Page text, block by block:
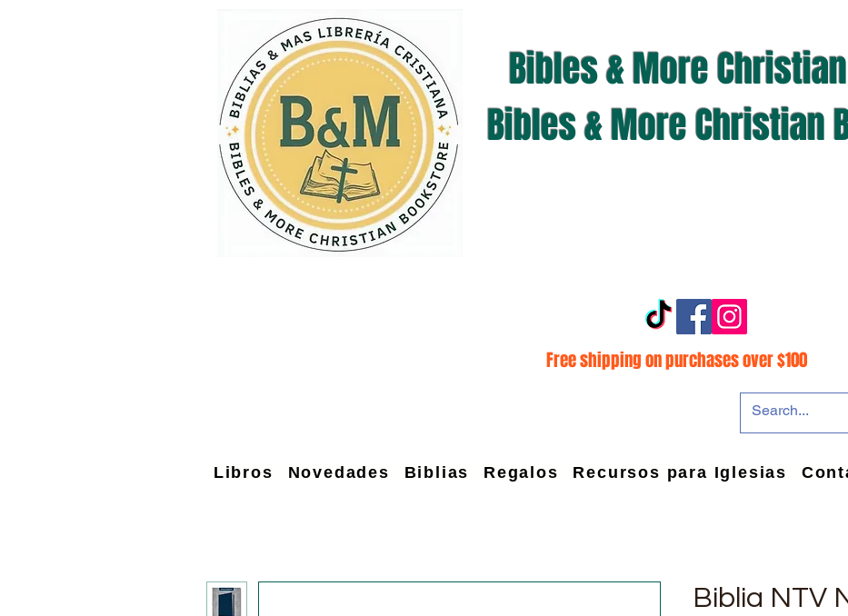
Bibles & More
Bibles & More Christian
Free shipping on purchases over $100
Biblia NTV
Libros Novedades Biblias Regalos Recursos para Iglesias